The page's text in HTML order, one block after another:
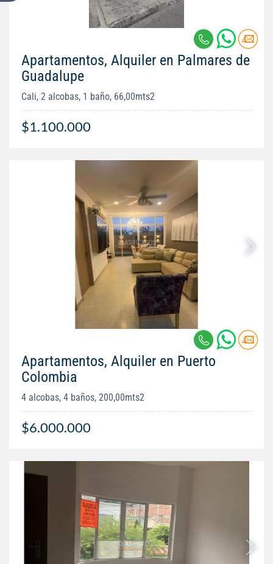
Apartamentos, Alquiler en Palmares de
Guadalupe
Cali, 2 alcobas, 1 baño, 66,00mts2
$1.100.000
Apartamentos, Alquiler en Puerto
Colombia
4 alcobas, 4 baños, 200,00mts2
$6.000.000